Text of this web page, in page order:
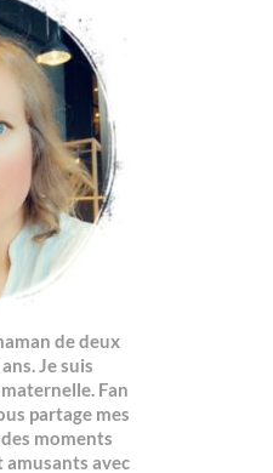
de deux
Je suis
Fan
partage mes
moments
avec